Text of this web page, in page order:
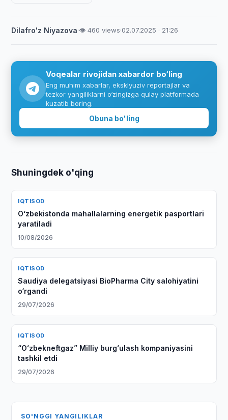
Dilafro'z Niyazova·👁 460 views·02.07.2025 · 21:26
Voqealar rivojidan xabardor bo‘ling
Eng muhim xabarlar, eksklyuziv reportajlar va
tezkor yangiliklarni o‘zingizga qulay platformada
kuzatib boring.
Obuna bo'ling
Shuningdek o'qing
IQTISOD
O‘zbekistonda mahallalarning energetik pasportlari
yaratiladi
10/08/2026
IQTISOD
Saudiya delegatsiyasi BioPharma City salohiyatini
o‘rgandi
29/07/2026
IQTISOD
“Oʻzbekneftgaz” Milliy burgʻulash kompaniyasini
tashkil etdi
29/07/2026
SO'NGGI YANGILIKLAR